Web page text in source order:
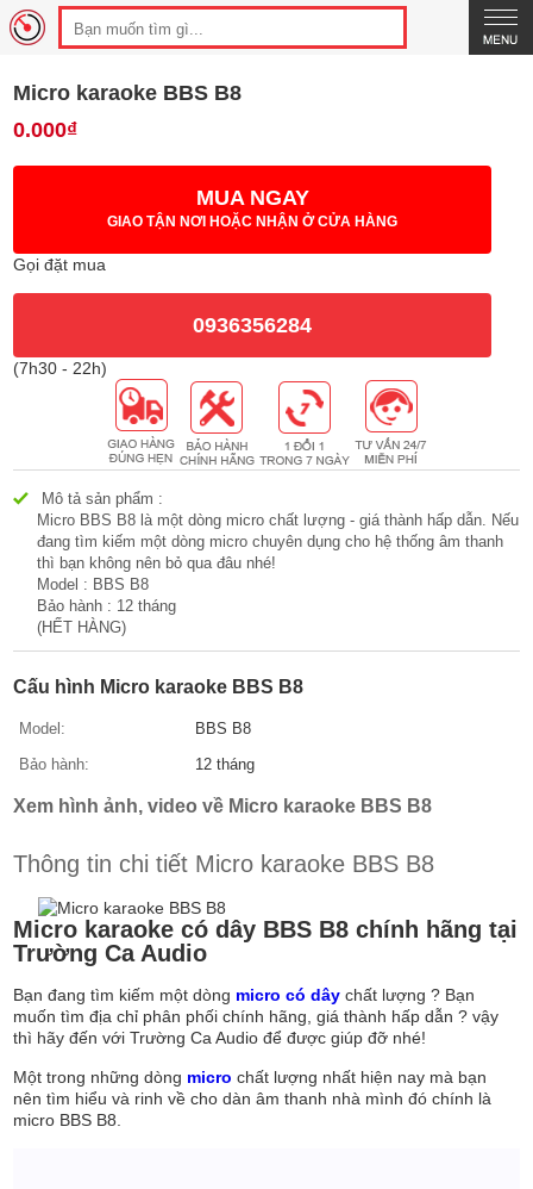
Micro karaoke BBS B8
0.000₫
MUA NGAY
GIAO TẬN NƠI HOẶC NHẬN Ở CỬA HÀNG
Gọi đặt mua
0936356284
(7h30 - 22h)
Mô tả sản phẩm :
Micro BBS B8 là một dòng micro chất lượng - giá thành hấp dẫn. Nếu
đang tìm kiếm một dòng micro chuyên dụng cho hệ thống âm thanh
thì bạn không nên bỏ qua đâu nhé!
Model : BBS B8
Bảo hành : 12 tháng
(HẾT HÀNG)
Cấu hình Micro karaoke BBS B8
Model:
BBS B8
Bảo hành:
12 tháng
Xem hình ảnh, video về Micro karaoke BBS B8
Thông tin chi tiết Micro karaoke BBS B8
Micro karaoke có dây BBS B8 chính hãng tại
Trường Ca Audio
Bạn đang tìm kiếm một dòng micro có dây chất lượng ? Bạn
muốn tìm địa chỉ phân phối chính hãng, giá thành hấp dẫn ? vậy
thì hãy đến với Trường Ca Audio để được giúp đỡ nhé!
Một trong những dòng micro chất lượng nhất hiện nay mà bạn
nên tìm hiểu và rinh về cho dàn âm thanh nhà mình đó chính là
micro BBS B8.